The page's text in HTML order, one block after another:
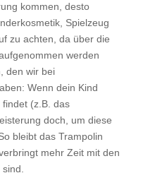
kommen, desto
Spielzeug
zu achten, da über die
werden
den wir bei
Wenn dein Kind
(z.B. das
doch, um diese
bleibt das Trampolin
mehr Zeit mit den
sind.